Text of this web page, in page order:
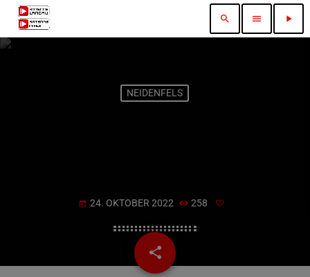
search menu play_arrow
NEIDENFELS
today 24. OKTOBER 2022 258
share
email